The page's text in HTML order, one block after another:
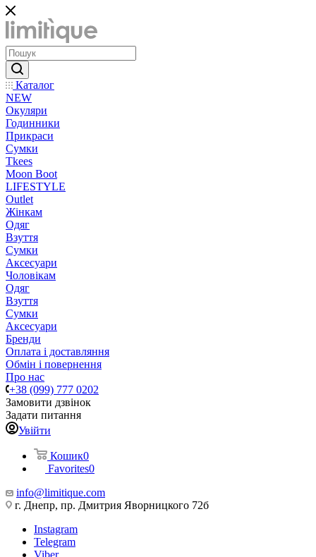
Каталог
NEW
Окуляри
Годинники
Прикраси
Сумки
Tkees
Moon Boot
LIFESTYLE
Outlet
Жінкам
Одяг
Взуття
Сумки
Аксесуари
Чоловікам
Одяг
Взуття
Сумки
Аксесуари
Бренди
Оплата і доставляння
Обмін і повернення
Про нас
+38 (099) 777 0202
Замовити дзвінок
Задати питання
Увійти
Кошик0
Favorites0
info@limitique.com
г. Днепр, пр. Дмитрия Яворницкого 72б
Instagram
Telegram